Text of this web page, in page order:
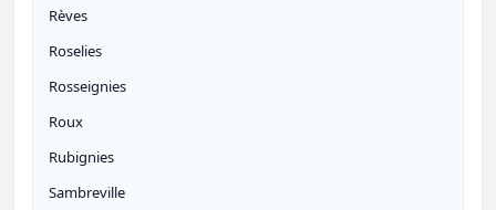
Rèves
Roselies
Rosseignies
Roux
Rubignies
Sambreville